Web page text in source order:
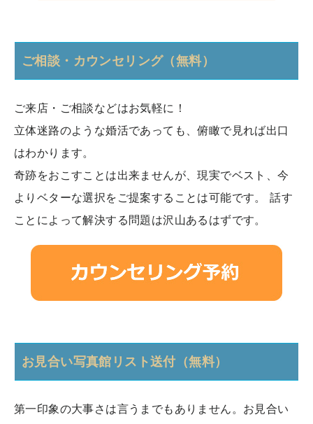
ご相談・カウンセリング（無料）
ご来店・ご相談などはお気軽に！
立体迷路のような婚活であっても、俯瞰で見れば出口
はわかります。
奇跡をおこすことは出来ませんが、現実でベスト、今
よりベターな選択をご提案することは可能です。 話す
ことによって解決する問題は沢山あるはずです。
お見合い写真館リスト送付（無料）
第一印象の大事さは言うまでもありません。お見合い